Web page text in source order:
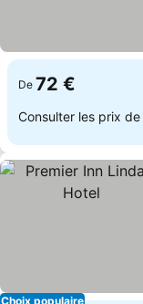
De 72 €
Consulter les prix de
Choix populaire